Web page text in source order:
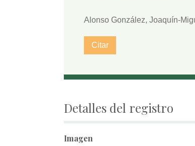
Alonso González, Joaquín-
Citar
Detalles del registro
Imagen